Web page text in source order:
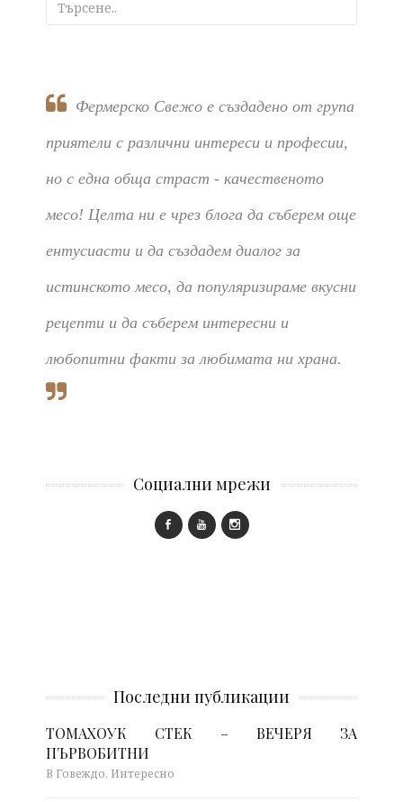
Фермерско Свежо е създадено от група
приятели с различни интереси и професии,
но с една обща страст - качественото
месо! Целта ни е чрез блога да съберем още
ентусиасти и да създадем диалог за
истинското месо, да популяризираме вкусни
рецепти и да съберем интересни и
любопитни факти за любимата ни храна.
Социални мрежи
Последни публикации
ТОМАХОУК СТЕК – ВЕЧЕРЯ ЗА
ПЪРВОБИТНИ
В Говеждо, Интересно